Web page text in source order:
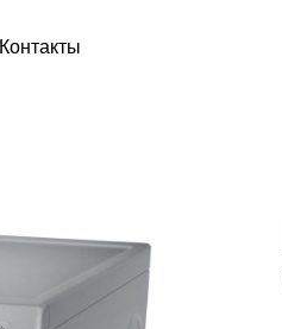
Контакты